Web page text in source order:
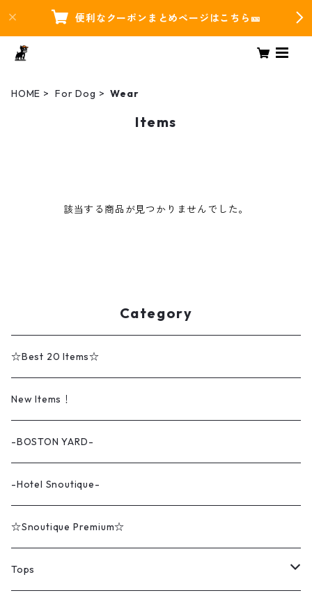
便利なクーポンまとめページはこちら🎫
HOME For Dog Wear
Items
該当する商品が見つかりませんでした。
Category
☆Best 20 Items☆
New Items！
-BOSTON YARD-
-Hotel Snoutique-
☆Snoutique Premium☆
Tops